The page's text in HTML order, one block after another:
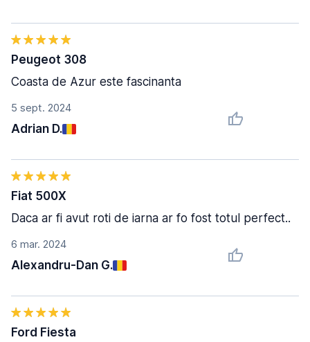
5 sept. 2024
Adrian D.
Peugeot 308
Coasta de Azur este fascinanta
6 mar. 2024
Alexandru-Dan G.
Fiat 500X
Daca ar fi avut roti de iarna ar fo fost totul perfect..
Ford Fiesta